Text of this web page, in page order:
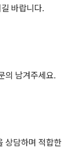
바랍니다.
의 남겨주세요.
상담하며 적합한